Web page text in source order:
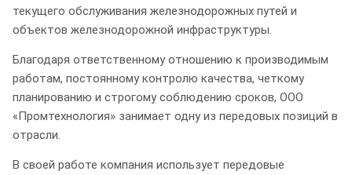
текущего обслуживания железнодорожных путей и
объектов железнодорожной инфраструктуры.
Благодаря ответственному отношению к производимым
работам, постоянному контролю качества, четкому
планированию и строгому соблюдению сроков, ООО
«Промтехнология» занимает одну из передовых позиций в
отрасли.
В своей работе компания использует передовые